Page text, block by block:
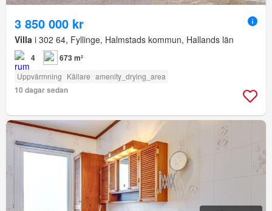
3 850 000 kr
Villa i 302 64, Fyllinge, Halmstads kommun, Hallands län
4 673 m²
Uppvärmning Källare amenity_drying_area
10 dagar sedan